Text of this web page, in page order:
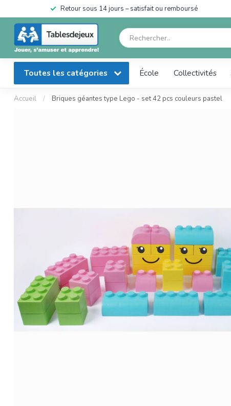
Retour sous 14 jours – satisfait ou remboursé
Toutes les catégories École Collectivités
Accueil / Briques géantes type Lego - set 42 pcs couleurs pastel